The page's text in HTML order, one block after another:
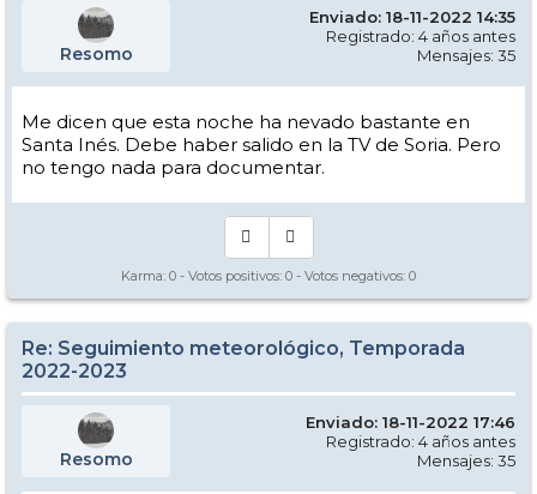
Resomo
Enviado: 18-11-2022 14:35
Registrado: 4 años antes
Mensajes: 35
Me dicen que esta noche ha nevado bastante en
Santa Inés. Debe haber salido en la TV de Soria. Pero
no tengo nada para documentar.
Karma: 0 - Votos positivos: 0 - Votos negativos: 0
Re: Seguimiento meteorológico, Temporada
2022-2023
Resomo
Enviado: 18-11-2022 17:46
Registrado: 4 años antes
Mensajes: 35